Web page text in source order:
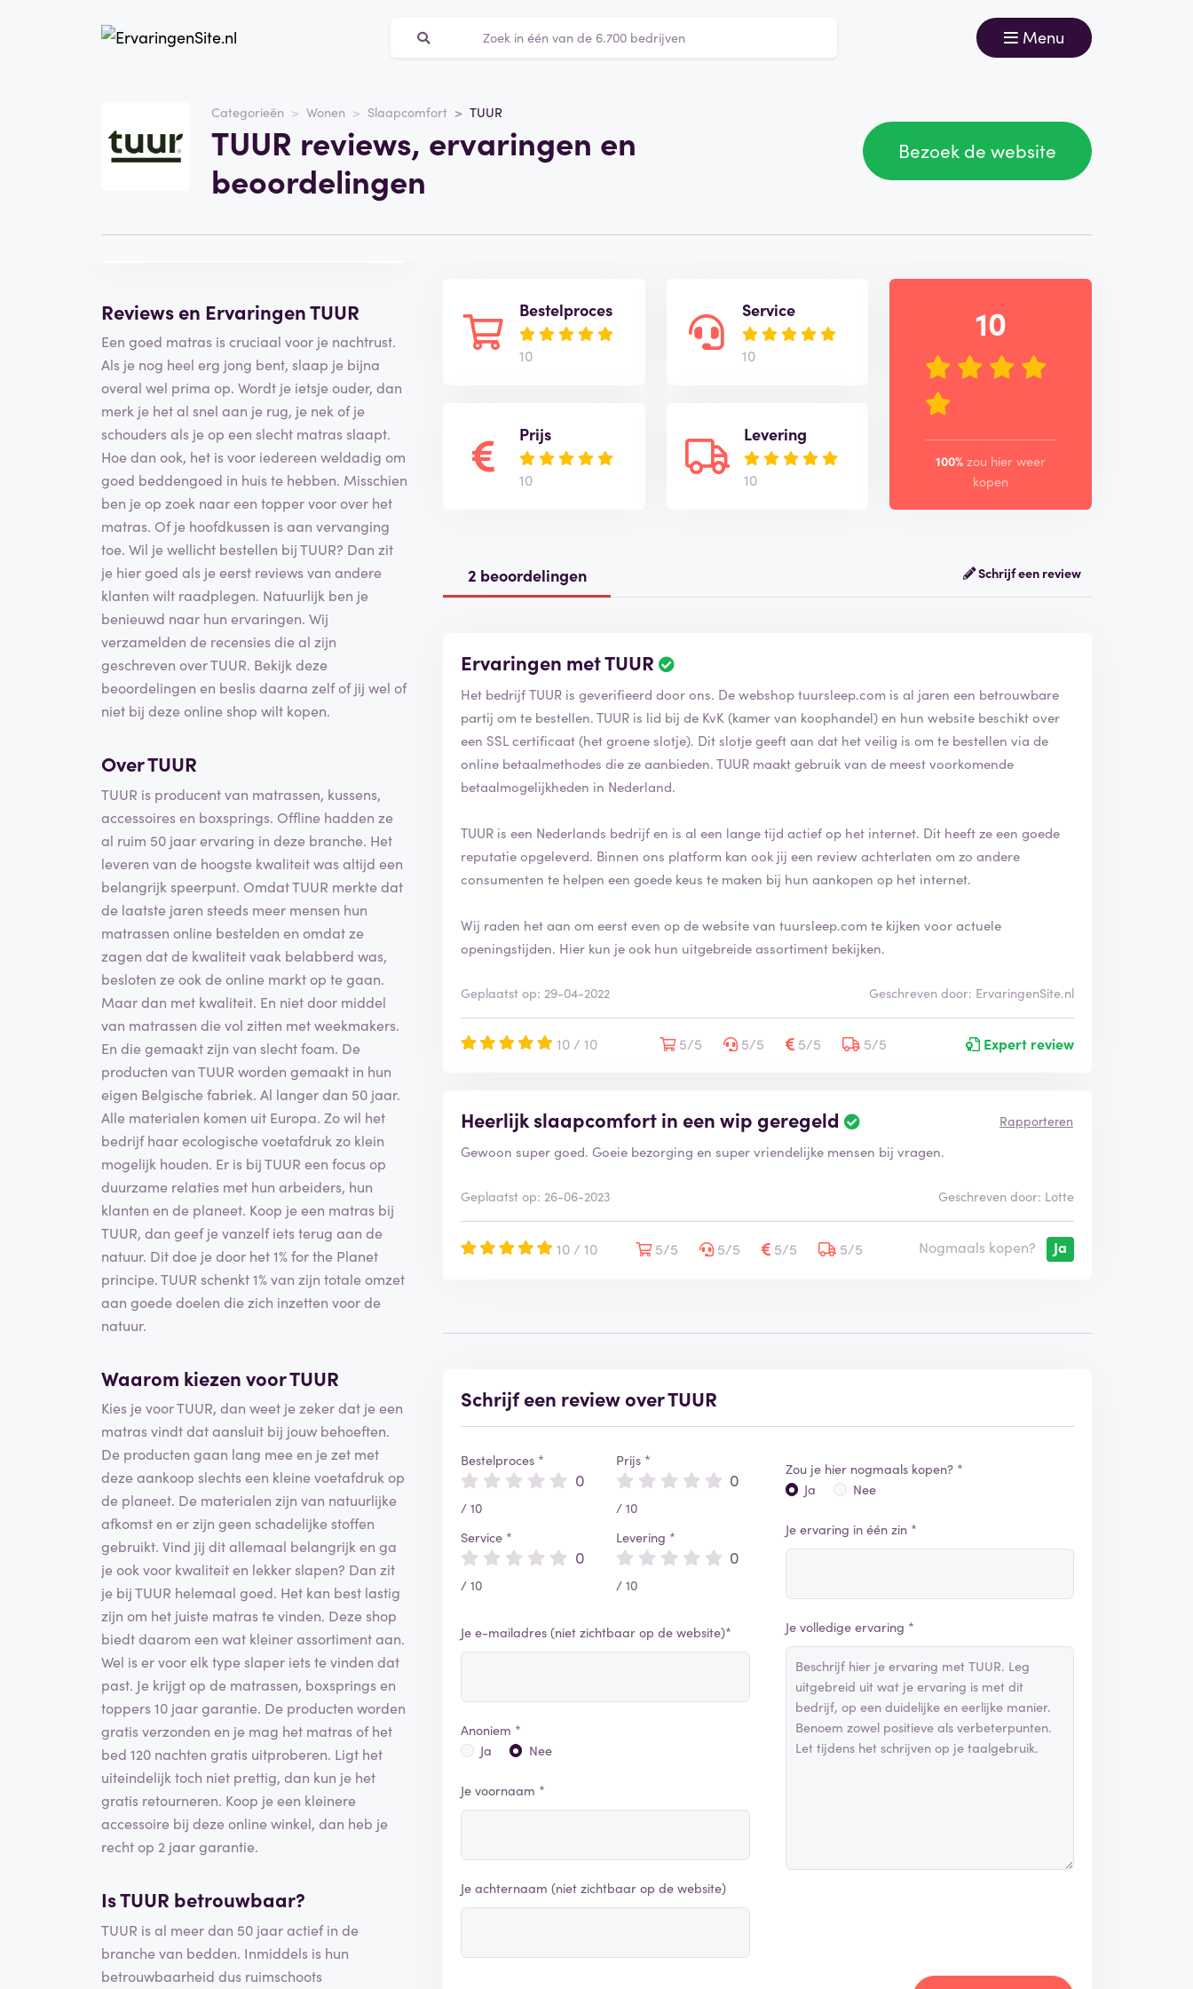
Menu
Categorieën Wonen Slaapcomfort TUUR
TUUR reviews, ervaringen en
beoordelingen
Bezoek de website
tuursleep.com
Categorie
Wonen
Reviews en Ervaringen TUUR
Een goed matras is cruciaal voor je nachtrust.
Als je nog heel erg jong bent, slaap je bijna
overal wel prima op. Wordt je ietsje ouder, dan
merk je het al snel aan je rug, je nek of je
schouders als je op een slecht matras slaapt.
Hoe dan ook, het is voor iedereen weldadig om
goed beddengoed in huis te hebben. Misschien
ben je op zoek naar een topper voor over het
matras. Of je hoofdkussen is aan vervanging
toe. Wil je wellicht bestellen bij TUUR? Dan zit
je hier goed als je eerst reviews van andere
klanten wilt raadplegen. Natuurlijk ben je
benieuwd naar hun ervaringen. Wij
verzamelden de recensies die al zijn
geschreven over TUUR. Bekijk deze
beoordelingen en beslis daarna zelf of jij wel of
niet bij deze online shop wilt kopen.
Over TUUR
TUUR is producent van matrassen, kussens,
accessoires en boxsprings. Offline hadden ze
al ruim 50 jaar ervaring in deze branche. Het
leveren van de hoogste kwaliteit was altijd een
belangrijk speerpunt. Omdat TUUR merkte dat
de laatste jaren steeds meer mensen hun
matrassen online bestelden en omdat ze
zagen dat de kwaliteit vaak belabberd was,
besloten ze ook de online markt op te gaan.
Maar dan met kwaliteit. En niet door middel
van matrassen die vol zitten met weekmakers.
En die gemaakt zijn van slecht foam. De
producten van TUUR worden gemaakt in hun
eigen Belgische fabriek. Al langer dan 50 jaar.
Alle materialen komen uit Europa. Zo wil het
bedrijf haar ecologische voetafdruk zo klein
mogelijk houden. Er is bij TUUR een focus op
duurzame relaties met hun arbeiders, hun
klanten en de planeet. Koop je een matras bij
TUUR, dan geef je vanzelf iets terug aan de
natuur. Dit doe je door het 1% for the Planet
principe. TUUR schenkt 1% van zijn totale omzet
aan goede doelen die zich inzetten voor de
natuur.
Waarom kiezen voor TUUR
Kies je voor TUUR, dan weet je zeker dat je een
matras vindt dat aansluit bij jouw behoeften.
De producten gaan lang mee en je zet met
deze aankoop slechts een kleine voetafdruk op
de planeet. De materialen zijn van natuurlijke
afkomst en er zijn geen schadelijke stoffen
gebruikt. Vind jij dit allemaal belangrijk en ga
je ook voor kwaliteit en lekker slapen? Dan zit
je bij TUUR helemaal goed. Het kan best lastig
zijn om het juiste matras te vinden. Deze shop
biedt daarom een wat kleiner assortiment aan.
Wel is er voor elk type slaper iets te vinden dat
past. Je krijgt op de matrassen, boxsprings en
toppers 10 jaar garantie. De producten worden
gratis verzonden en je mag het matras of het
bed 120 nachten gratis uitproberen. Ligt het
uiteindelijk toch niet prettig, dan kun je het
gratis retourneren. Koop je een kleinere
accessoire bij deze online winkel, dan heb je
recht op 2 jaar garantie.
Is TUUR betrouwbaar?
TUUR is al meer dan 50 jaar actief in de
branche van bedden. Inmiddels is hun
betrouwbaarheid dus ruimschoots
Bestelproces
10
Prijs
10
Service
10
Levering
10
10
100% zou hier weer
kopen
2 beoordelingen Schrijf een review
Ervaringen met TUUR
Het bedrijf TUUR is geverifieerd door ons. De webshop tuursleep.com is al jaren een betrouwbare
partij om te bestellen. TUUR is lid bij de KvK (kamer van koophandel) en hun website beschikt over
een SSL certificaat (het groene slotje). Dit slotje geeft aan dat het veilig is om te bestellen via de
online betaalmethodes die ze aanbieden. TUUR maakt gebruik van de meest voorkomende
betaalmogelijkheden in Nederland.
TUUR is een Nederlands bedrijf en is al een lange tijd actief op het internet. Dit heeft ze een goede
reputatie opgeleverd. Binnen ons platform kan ook jij een review achterlaten om zo andere
consumenten te helpen een goede keus te maken bij hun aankopen op het internet.
Wij raden het aan om eerst even op de website van tuursleep.com te kijken voor actuele
openingstijden. Hier kun je ook hun uitgebreide assortiment bekijken.
Geplaatst op: 29-04-2022 Geschreven door: ErvaringenSite.nl
10 / 10 5/5 5/5 5/5 5/5 Expert review
Heerlijk slaapcomfort in een wip geregeld Rapporteren
Gewoon super goed. Goeie bezorging en super vriendelijke mensen bij vragen.
Geplaatst op: 26-06-2023 Geschreven door: Lotte
10 / 10 5/5 5/5 5/5 5/5 Nogmaals kopen? Ja
Schrijf een review over TUUR
Bestelproces *
0
/ 10
Service *
0
/ 10
Prijs *
0
/ 10
Levering *
0
/ 10
Je e-mailadres (niet zichtbaar op de website)*
Anoniem *
Ja
Nee
Je voornaam *
Je achternaam (niet zichtbaar op de website)
Zou je hier nogmaals kopen? *
Ja
Nee
Je ervaring in één zin *
Je volledige ervaring *